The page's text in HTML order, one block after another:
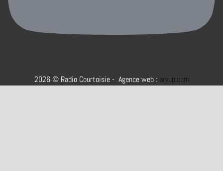
2026 © Radio Courtoisie - Agence web : aryup.com